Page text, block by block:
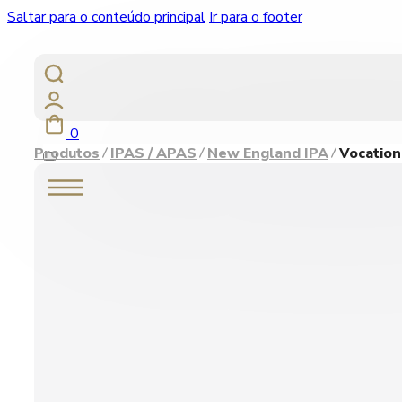
Saltar para o conteúdo principal Ir para o footer
0
Produtos
IPAS / APAS New England IPA